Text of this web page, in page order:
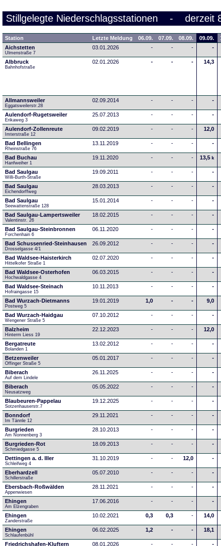
Stillgelegte Niederschlagsstationen - derzeit
Station Letzte Meldung 06.09. 07.09. 08.09. 09.09.
Aichstetten
Ulmenstraße 7
03.01.2026 - - - -
Albbruck
Bahnhofstraße
02.01.2026 - - - 14,3
Allmannsweiler
Eggatsweilerstr.28
02.09.2014 - - - -
Aulendorf-Rugetsweiler
Erikaweg 3
25.07.2013 - - - -
Aulendorf-Zollenreute
Imterstraße 12
09.02.2019 - - - 12,0
Bad Bellingen
Rheinstraße 76
13.11.2019 - - - -
Bad Buchau
Hanfweiher 1
19.11.2020 - - - 13,5k
Bad Saulgau
Willi-Burth-Straße
19.09.2011 - - - -
Bad Saulgau
Eichendorffweg
28.03.2013 - - - -
Bad Saulgau
Seewattenstraße 128
15.01.2014 - - - -
Bad Saulgau-Lampertsweiler
Valentinstr. 26
18.02.2015 - - - -
Bad Saulgau-Steinbronnen
Forchenhain 6
06.11.2020 - - - -
Bad Schussenried-Steinhausen
Drosselgasse 4/1
26.09.2012 - - - -
Bad Waldsee-Haisterkirch
Hittelkofer Straße 1
02.07.2020 - - - -
Bad Waldsee-Osterhofen
Hochwaldgasse 4
06.03.2015 - - - -
Bad Waldsee-Steinach
Hofraingasse 15
10.11.2013 - - - -
Bad Wurzach-Dietmanns
Postweg 5
19.01.2019 1,0 - - 9,0
Bad Wurzach-Haidgau
Wengener Straße 5
07.10.2012 - - - -
Balzheim
Hinterm Liess 19
22.12.2023 - - - 12,0
Bergatreute
Bolanden 1
13.02.2012 - - - -
Betzenweiler
Offinger Straße 5
05.01.2017 - - - -
Biberach
Auf dem Lindele
26.11.2025 - - - -
Biberach
Neusatzweg
05.05.2022 - - - -
Blaubeuren-Pappelau
Sotzenhauserstr.7
19.12.2025 - - - -
Bonndorf
Im Tännle 12
29.11.2021 - - - -
Burgrieden
Am Nonnenberg 3
28.10.2013 - - - -
Burgrieden-Rot
Schmiedgasse 5
18.09.2013 - - - -
Dettingen a. d. Iller
Schleifweg 4
31.10.2019 - - 12,0 -
Eberhardzell
Schillerstraße
05.07.2010 - - - -
Ebersbach-Roßwälden
Appenwiesen
28.11.2021 - - - -
Ehingen
Am Elzengraben
17.06.2016 - - - -
Ehingen
Zanderstraße
10.02.2021 0,3 0,3 - 14,0
Ehingen
Schlaufenbühl
06.02.2025 1,2 - - 18,1
Friedrichshafen-Kluftern 08.01.2026 - - - -